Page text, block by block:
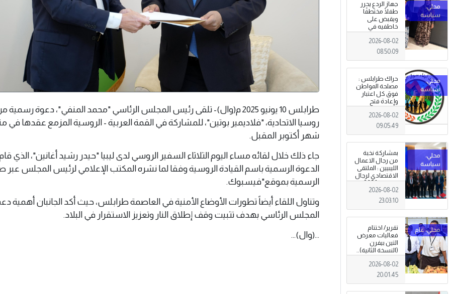
جهاز الردع يحرر
طفلًا مختطفًا
ويقبض على
خاطفيه في
طرابلس
2026-08-02
08:50:09
حراك طرابلس :
مصلحة المواطن
فوق كل اعتبار
وإعادة فتح
المؤسسات
جاءت استجابةً
للإرادة الشعبية
2026-08-02
09:05:49
بمشاركة نخبة
من رجال الاعمال
الليبيين : الملتقى
الاقتصادي لرجال
الاعمال 2026
تبدأ فعاليات
بمدينة سرت .
2026-08-02
23:03:10
تقرير/ اختتام
فعاليات معرض
التين بيفرن
(النسخة الثانية)..
تظاهرة وطنية
وصمود
للمزارعين في
2026-08-02
20:01:45
طرابلس 10 يونيو 2025 م(وال)- تلقى رئيس المجلس الرئاسي "محمد المنفي"، دعوة
روسيا الاتحادية، "فلاديمير بوتين"، للمشاركة في القمة العربية - الروسية المزمع عقدها
شهر أكتوبر المقبل.
جاء ذلك خلال لقائه مساء اليوم الثلاثاء السفير الروسي لدى ليبيا "حيدر رشيد أغانين"، الذي
الدعوة الرسمية باسم القيادة الروسية وفقا لما نشره المكتب الإعلامي لرئيس المجلس عبر
الرسمية بموقع"فيسبوك.
وتناول اللقاء أيضاً تطورات الأوضاع الأمنية في العاصمة طرابلس، حيث أكد الجانبان أهمية
المجلس الرئاسي بهدف تثبيت وقف إطلاق النار وتعزيز الاستقرار في البلاد.
...(وال)...